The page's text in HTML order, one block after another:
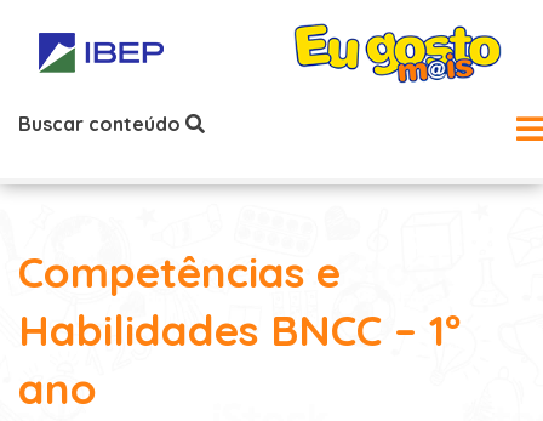
Buscar conteúdo
Competências e
Habilidades BNCC – 1º
ano